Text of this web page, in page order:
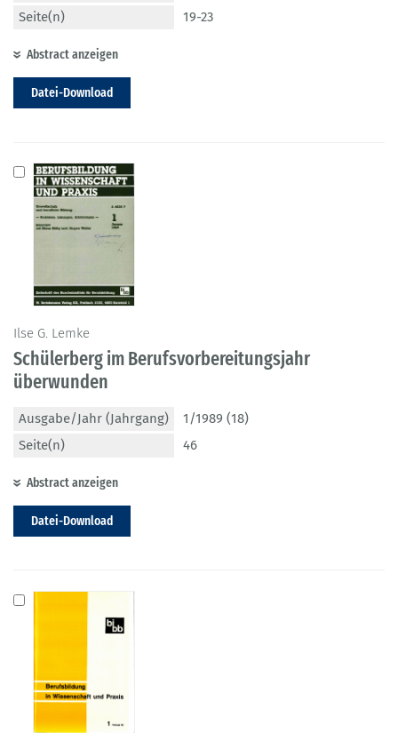
Seite(n)
19-23
Abstract anzeigen
Datei-Download
Ilse G. Lemke
Schülerberg im Berufsvorbereitungsjahr
überwunden
Ausgabe/Jahr (Jahrgang)
1/1989 (18)
Seite(n)
46
Abstract anzeigen
Datei-Download